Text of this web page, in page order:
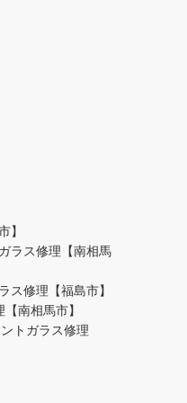
】
ラス修理【南相馬
ス修理【福島市】
南相馬市】
トガラス修理